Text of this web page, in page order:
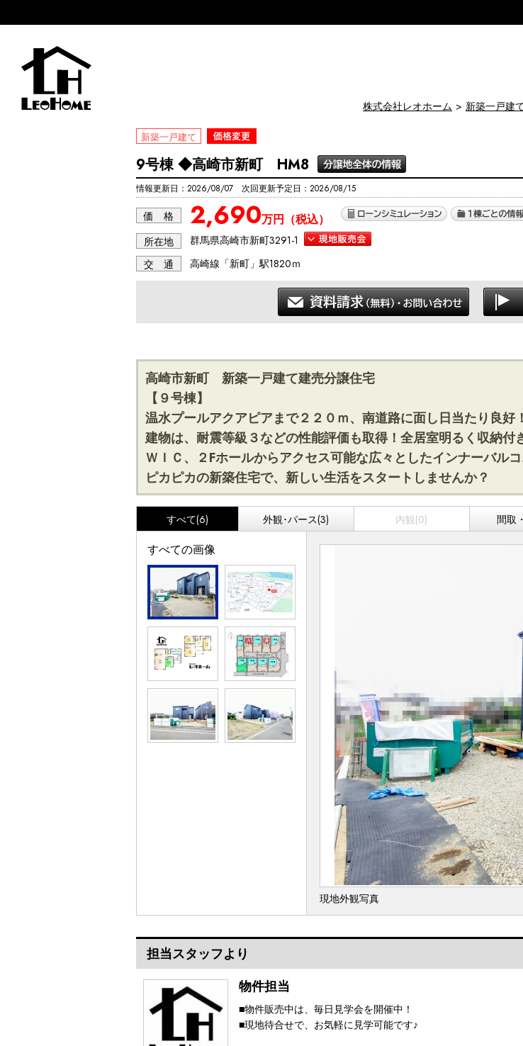
株式会社レオホーム 新築一戸建
新築一戸建て
9号棟 ◆高崎市新町 HM8
情報更新日：2026/08/07 次回更新予定日：2026/08/15
価 格 2,690万円（税込）
所在地
群馬県高崎市新町3291-1
交 通
高崎線「新町」駅1820ｍ
高崎市新町 新築一戸建て建売分譲住宅
【９号棟】
温水プールアクアピアまで２２０ｍ、南道路に面し日当たり良好
建物は、耐震等級３などの性能評価も取得！全居室明るく収納
ＷＩＣ、２Fホールからアクセス可能な広々としたインナーバル
ピカピカの新築住宅で、新しい生活をスタートしませんか？
すべて(6) 外観･パース(3) 内観(0) 間取
すべての画像
現地外観写真
担当スタッフより
物件担当
■物件販売中は、毎日見学会を開催中！
■現地待合せで、お気軽に見学可能です♪